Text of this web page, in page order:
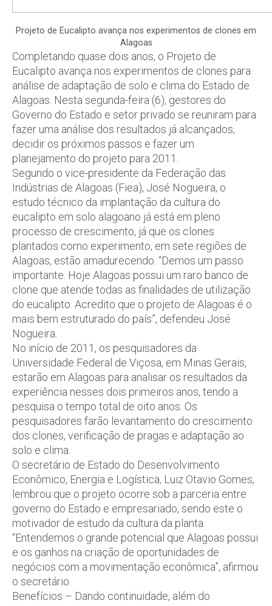
Projeto de Eucalipto avança nos experimentos de clones em
Alagoas
Completando quase dois anos, o Projeto de
Eucalipto avança nos experimentos de clones para
análise de adaptação de solo e clima do Estado de
Alagoas. Nesta segunda-feira (6), gestores do
Governo do Estado e setor privado se reuniram para
fazer uma análise dos resultados já alcançados,
decidir os próximos passos e fazer um
planejamento do projeto para 2011.
Segundo o vice-presidente da Federação das
Indústrias de Alagoas (Fiea), José Nogueira, o
estudo técnico da implantação da cultura do
eucalipto em solo alagoano já está em pleno
processo de crescimento, já que os clones
plantados como experimento, em sete regiões de
Alagoas, estão amadurecendo. “Demos um passo
importante. Hoje Alagoas possui um raro banco de
clone que atende todas as finalidades de utilização
do eucalipto. Acredito que o projeto de Alagoas é o
mais bem estruturado do país”, defendeu José
Nogueira.
No início de 2011, os pesquisadores da
Universidade Federal de Viçosa, em Minas Gerais,
estarão em Alagoas para analisar os resultados da
experiência nesses dois primeiros anos, tendo a
pesquisa o tempo total de oito anos. Os
pesquisadores farão levantamento do crescimento
dos clones, verificação de pragas e adaptação ao
solo e clima.
O secretário de Estado do Desenvolvimento
Econômico, Energia e Logística, Luiz Otavio Gomes,
lembrou que o projeto ocorre sob a parceria entre
governo do Estado e empresariado, sendo este o
motivador de estudo da cultura da planta.
“Entendemos o grande potencial que Alagoas possui
e os ganhos na criação de oportunidades de
negócios com a movimentação econômica”, afirmou
o secretário.
Benefícios – Dando continuidade, além do